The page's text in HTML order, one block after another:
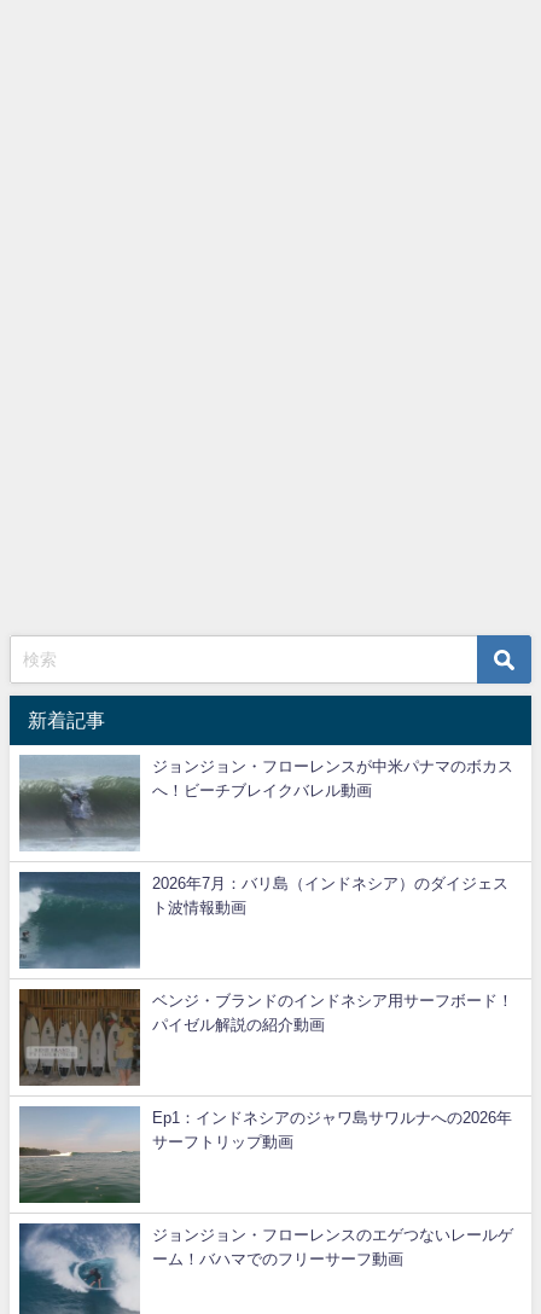
新着記事
ジョンジョン・フローレンスが中米パナマのボカス
へ！ビーチブレイクバレル動画
2026年7月：バリ島（インドネシア）のダイジェス
ト波情報動画
ベンジ・ブランドのインドネシア用サーフボード！
パイゼル解説の紹介動画
Ep1：インドネシアのジャワ島サワルナへの2026年
サーフトリップ動画
ジョンジョン・フローレンスのエゲつないレールゲ
ーム！バハマでのフリーサーフ動画